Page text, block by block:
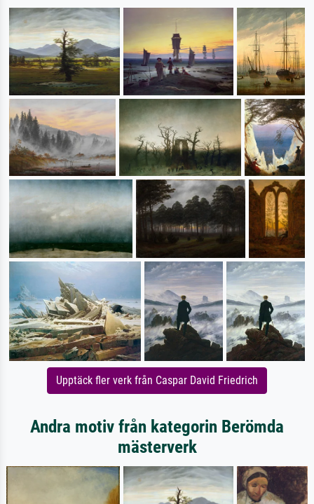
Upptäck fler verk från Caspar David Friedrich
Andra motiv från kategorin Berömda
mästerverk